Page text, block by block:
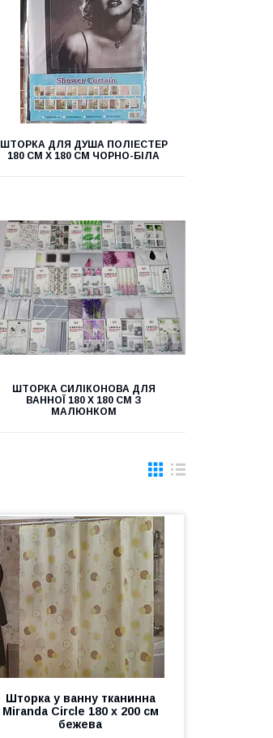
ШТОРКА ДЛЯ ДУША ПОЛІЕСТЕР
180 СМ Х 180 СМ ЧОРНО-БІЛА
ШТОРКА СИЛІКОНОВА ДЛЯ
ВАННОЇ 180 Х 180 СМ З
МАЛЮНКОМ
Шторка у ванну тканинна
Miranda Circle 180 х 200 см
бежева